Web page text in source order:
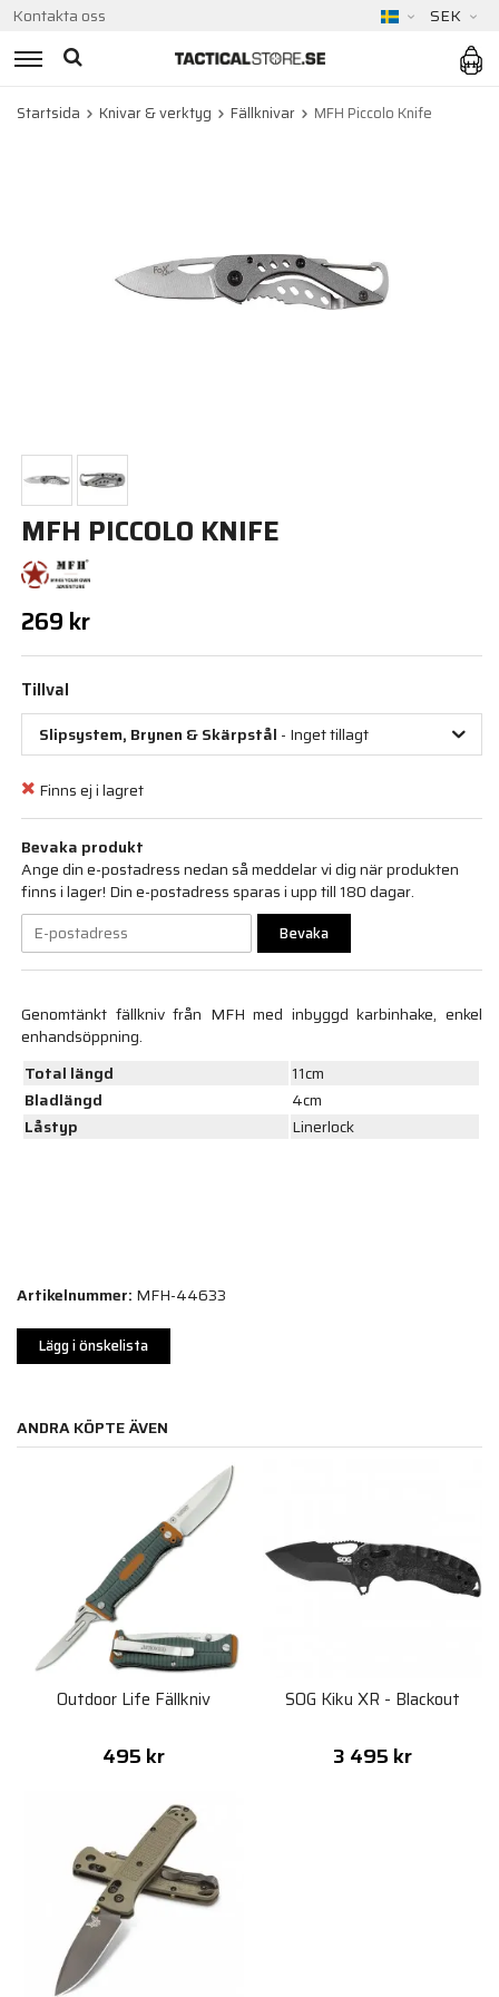
Kontakta oss SEK
Startsida Knivar & verktyg Fällknivar MFH Piccolo Knife
MFH PICCOLO KNIFE
269 kr
Tillval
Slipsystem, Brynen & Skärpstål - Inget tillagt
Finns ej i lagret
Bevaka produkt
Ange din e-postadress nedan så meddelar vi dig när produkten
finns i lager! Din e-postadress sparas i upp till 180 dagar.
Bevaka
Genomtänkt fällkniv från MFH med inbyggd karbinhake, enkel
enhandsöppning.
Total längd
11cm
Bladlängd
4cm
Låstyp
Linerlock
Artikelnummer: MFH-44633
Lägg i önskelista
ANDRA KÖPTE ÄVEN
Outdoor Life Fällkniv
495 kr
SOG Kiku XR - Blackout
3 495 kr